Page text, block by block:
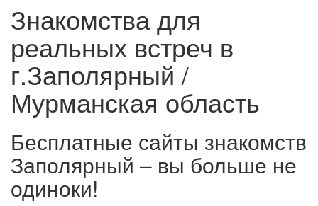
Знакомства для
реальных встреч в
г.Заполярный /
Мурманская область
Бесплатные сайты знакомств
Заполярный – вы больше не
одиноки!